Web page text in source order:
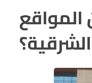
المواقع